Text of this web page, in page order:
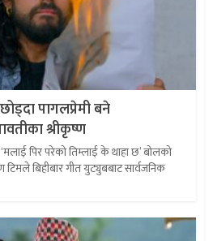
पागलप्रेमी बने
श्रीकृष्ण
पिर परेको तिम्लाई के थाहा छ’ बोलको
टिमले बिहीबार गीत युट्युबबाट सार्वजनिक